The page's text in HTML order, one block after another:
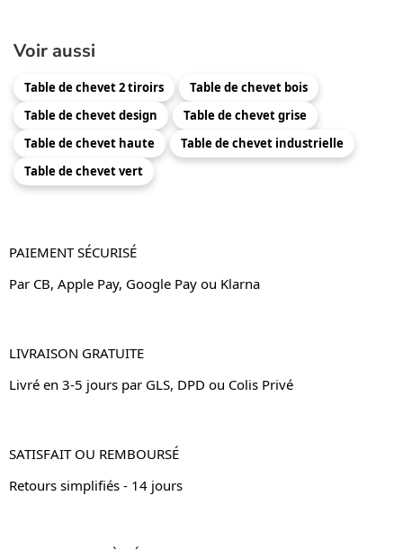
Voir aussi
Table de chevet 2 tiroirs
Table de chevet bois
Table de chevet design
Table de chevet grise
Table de chevet haute
Table de chevet industrielle
Table de chevet vert
PAIEMENT SÉCURISÉ
Par CB, Apple Pay, Google Pay ou Klarna
LIVRAISON GRATUITE
Livré en 3-5 jours par GLS, DPD ou Colis Privé
SATISFAIT OU REMBOURSÉ
Retours simplifiés - 14 jours